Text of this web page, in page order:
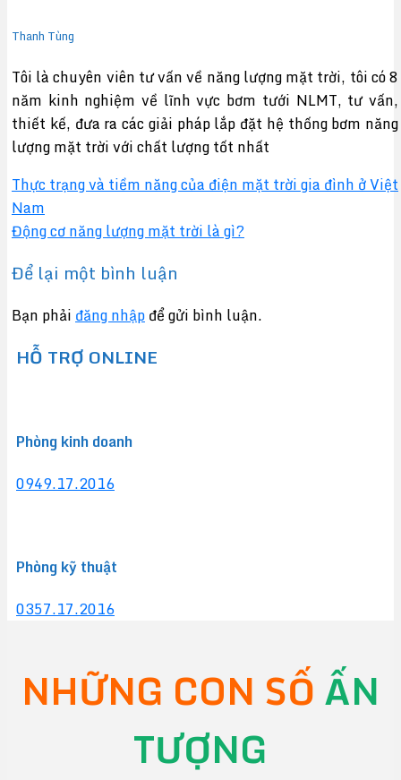
Thanh Tùng
Tôi là chuyên viên tư vấn về năng lượng mặt trời, tôi có 8
năm kinh nghiệm về lĩnh vực bơm tưới NLMT, tư vấn,
thiết kế, đưa ra các giải pháp lắp đặt hệ thống bơm năng
lượng mặt trời với chất lượng tốt nhất
Thực trạng và tiềm năng của điện mặt trời gia đình ở Việt
Nam
Động cơ năng lượng mặt trời là gì?
Để lại một bình luận
Bạn phải đăng nhậpđể gửi bình luận.
HỖ TRỢ ONLINE
Phòng kinh doanh
0949.17.2016
Phòng kỹ thuật
0357.17.2016
NHỮNG CON SỐ ẤN
TƯỢNG